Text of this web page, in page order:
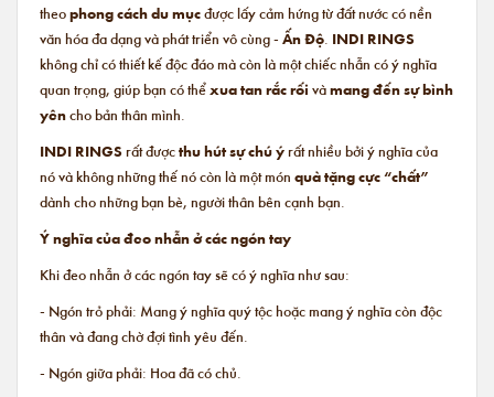
theophong cách du mụcđược lấy cảm hứng từ đất nước có nền
văn hóa đa dạng và phát triển vô cùng - Ấn Độ. INDI RINGS
không chỉ có thiết kế độc đáo mà còn là một chiếc nhẫn có ý nghĩa
quan trọng, giúp bạn có thểxua tan rắc rối vàmang đến sự bình
yêncho bản thân mình.
INDI RINGS rất đượcthu hút sự chú ýrất nhiều bởi ý nghĩa của
nó và không những thế nó còn là một món quà tặng cực “chất”
dành cho những bạn bè, người thân bên cạnh bạn.
Ý nghĩa của đeo nhẫn ở các ngón tay
Khi đeo nhẫn ở các ngón tay sẽ có ý nghĩa như sau:
- Ngón trỏ phải: Mang ý nghĩa quý tộc hoặc mang ý nghĩa còn độc
thân và đang chờ đợi tình yêu đến.
- Ngón giữa phải: Hoa đã có chủ.